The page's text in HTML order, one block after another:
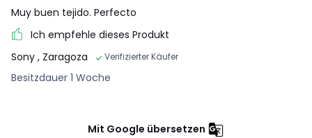
Muy buen tejido. Perfecto
Ich empfehle dieses Produkt
Sony , Zaragoza Verifizierter Käufer
Besitzdauer 1 Woche
Mit Google übersetzen